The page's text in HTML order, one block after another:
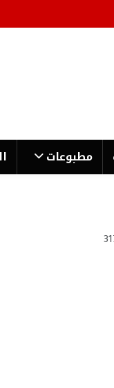
مطبوعات